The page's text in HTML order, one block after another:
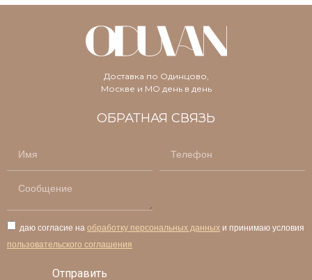
Доставка по Одинцово,
Москве и МО день в день
ОБРАТНАЯ СВЯЗЬ
даю согласие наобработку персональных данных и принимаю условия
пользовательского соглашения
Отправить